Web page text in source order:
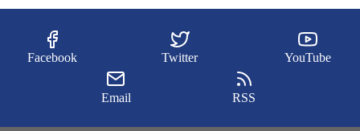
Facebook Twitter YouTube
Email RSS